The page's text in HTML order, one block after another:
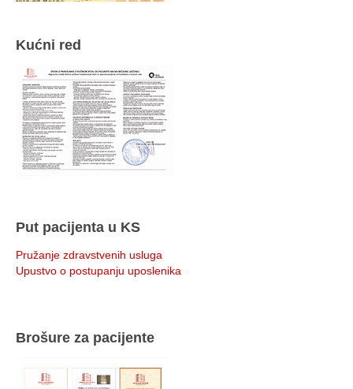
Kućni red
Put pacijenta u KS
Pružanje zdravstvenih usluga
Upustvo o postupanju uposlenika
Brošure za pacijente